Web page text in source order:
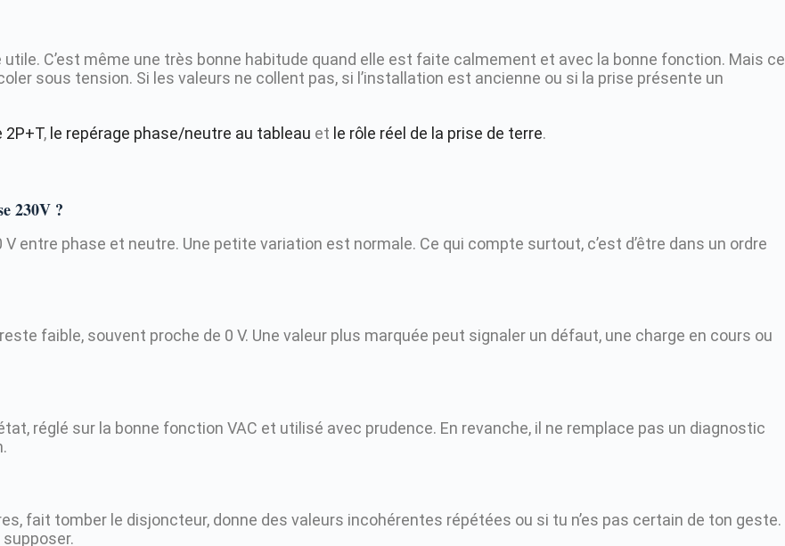
C’est même une très bonne habitude quand elle est faite calmement et avec la bonne fonction. Mais ce
sous tension. Si les valeurs ne collent pas, si l’installation est ancienne ou si la prise présente un
2P+T, le repérage phase/neutre au tableau et le rôle réel de la prise de terre.
230V ?
entre phase et neutre. Une petite variation est normale. Ce qui compte surtout, c’est d’être dans un ordre
faible, souvent proche de 0 V. Une valeur plus marquée peut signaler un défaut, une charge en cours ou
réglé sur la bonne fonction VAC et utilisé avec prudence. En revanche, il ne remplace pas un diagnostic
fait tomber le disjoncteur, donne des valeurs incohérentes répétées ou si tu n’es pas certain de ton geste.